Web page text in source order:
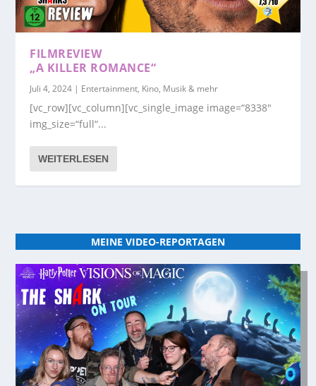
FILMREVIEW
„A KILLER ROMANCE“
Juli 4, 2024 | Entertainment, Kino, Musik & mehr
[vc_row][vc_column][vc_single_image image=“8338″
img_size=“full“...
WEITERLESEN
MEINE VIDEO-REPORTAGEN